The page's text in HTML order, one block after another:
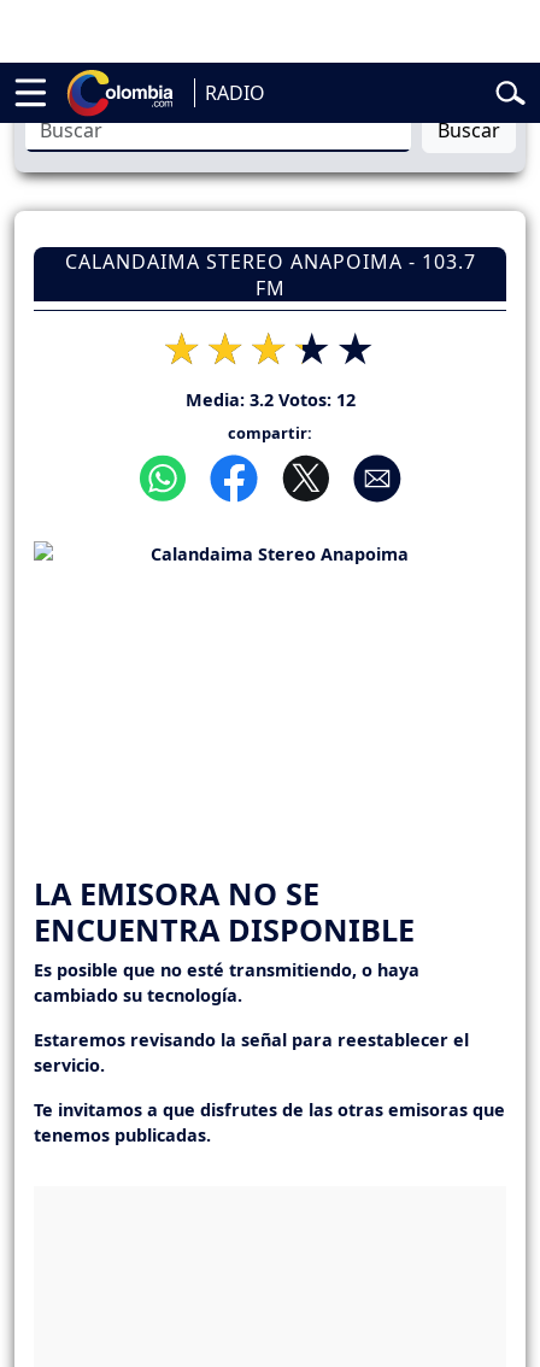
RADIO
de la Espriella Vuelta a Colombia
Buscar
CALANDAIMA STEREO ANAPOIMA - 103.7
FM
Media: 3.2Votos: 12
compartir:
LA EMISORA NO SE
ENCUENTRA DISPONIBLE
Es posible que no esté transmitiendo, o haya
cambiado su tecnología.
Estaremos revisando la señal para reestablecer el
servicio.
Te invitamos a que disfrutes de las otras emisoras que
tenemos publicadas.